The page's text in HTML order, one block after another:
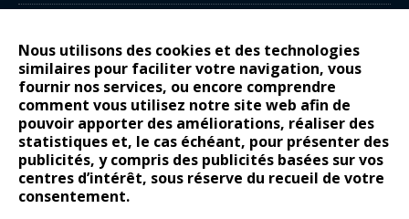
Nous utilisons des cookies et des technologies
similaires pour faciliter votre navigation, vous
fournir nos services, ou encore comprendre
comment vous utilisez notre site web afin de
pouvoir apporter des améliorations, réaliser des
statistiques et, le cas échéant, pour présenter des
publicités, y compris des publicités basées sur vos
centres d’intérêt, sous réserve du recueil de votre
consentement.
14 juillet : nouveau film de marque pour Citroën
Renault Espace : voyage, voyage…
Peugeot E-208 GTi : naissance d’une légende
COMMENTAIRES RÉCENTS
Bernard DardartdansDacia Sandero : pour les gens vrais